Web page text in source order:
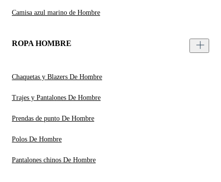
Camisa azul marino de Hombre
ROPA HOMBRE
Chaquetas y Blazers De Hombre
Trajes y Pantalones De Hombre
Prendas de punto De Hombre
Polos De Hombre
Pantalones chinos De Hombre